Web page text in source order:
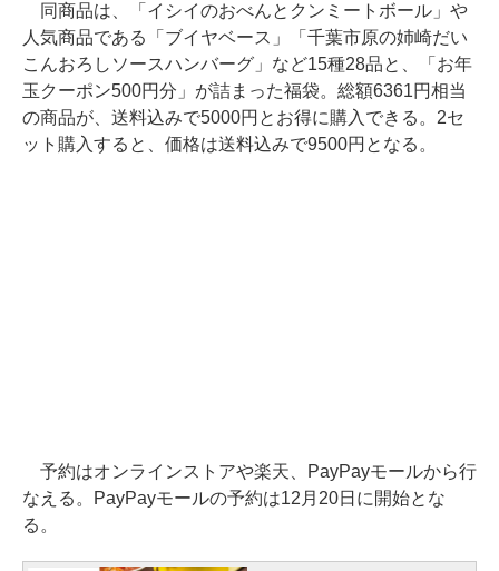
同商品は、「イシイのおべんとクンミートボール」や
人気商品である「ブイヤベース」「千葉市原の姉崎だい
こんおろしソースハンバーグ」など15種28品と、「お年
玉クーポン500円分」が詰まった福袋。総額6361円相当
の商品が、送料込みで5000円とお得に購入できる。2セ
ット購入すると、価格は送料込みで9500円となる。
予約はオンラインストアや楽天、PayPayモールから行
なえる。PayPayモールの予約は12月20日に開始とな
る。